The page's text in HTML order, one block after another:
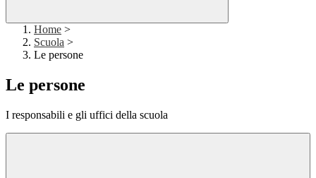
Home >
Scuola >
Le persone
Le persone
I responsabili e gli uffici della scuola